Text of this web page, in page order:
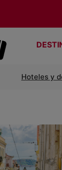
Hoteles y